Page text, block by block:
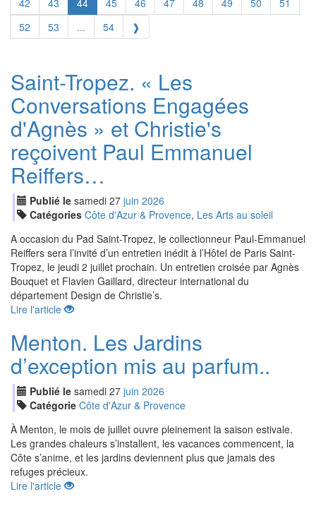
42
43 44 45 46 47 48 49 50
51
52
53 ... 54 ❱
Saint-Tropez. « Les
Conversations Engagées
d'Agnès » et Christie's
reçoivent Paul Emmanuel
Reiffers…
Publié le samedi 27 juin 2026
Catégories Côte d'Azur & Provence, Les Arts au soleil
A occasion du Pad Saint-Tropez, le collectionneur Paul-Emmanuel
Reiffers sera l’invité d’un entretien inédit à l’Hôtel de Paris Saint-
Tropez, le jeudi 2 juillet prochain. Un entretien croisée par Agnès
Bouquet et Flavien Gaillard, directeur international du
département Design de Christie’s.
Lire l'article
Menton. Les Jardins
d’exception mis au parfum..
Publié le samedi 27 juin 2026
Catégorie Côte d'Azur & Provence
À Menton, le mois de juillet ouvre pleinement la saison estivale.
Les grandes chaleurs s’installent, les vacances commencent, la
Côte s’anime, et les jardins deviennent plus que jamais des
refuges précieux.
Lire l'article